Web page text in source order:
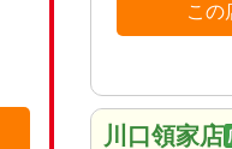
この
川口領家店